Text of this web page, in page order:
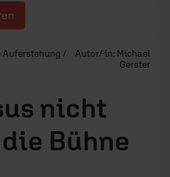
Auferstehung /
Autor/-in: Michael
Gerster
nicht
Bühne